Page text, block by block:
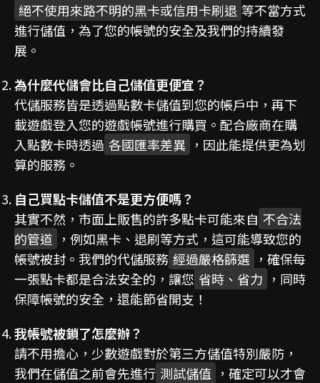
絕不使用來路不明的黑卡或信用卡刷退 等不當方式
進行儲值，為了您的帳號的安全及我們的持續發
展。
為什麼代儲會比自己儲值更便宜？
代儲服務皆是透過點數卡儲值到您的帳戶中，再下
載遊戲登入您的遊戲帳號進行購買。配合廠商在購
入點數卡時透過 各國匯率差異 ，因此能提供更為划
算的服務。
自己買點卡儲值不是更方便嗎？
其實不然，市面上販售的許多點卡可能來自 不合法
的管道 ，例如黑卡、退刷等方式，這可能導致您的
帳號被封。我們的代儲服務 經過嚴格篩選 ，確保每
一張點卡都是合法安全的，讓您 省時、省力 ，同時
保障帳號的安全，還能節省開支！
我帳號被鎖了怎麼辦？
請不用擔心，少數遊戲對於第三方儲值特別嚴防，
我們在儲值之前會先進行 測試儲值 ，確定可以才會